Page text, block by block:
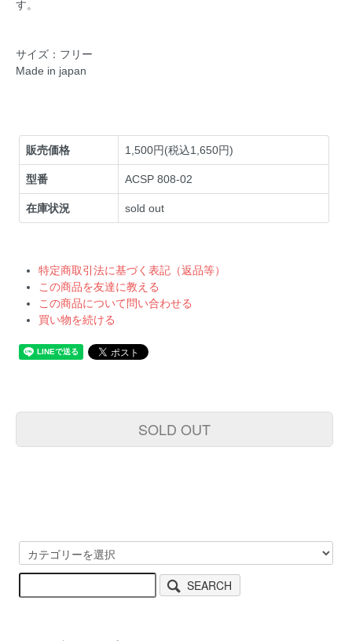
す。
サイズ：フリー
Made in japan
販売価格 1,500円(税込1,650円)
型番 ACSP 808-02
在庫状況 sold out
特定商取引法に基づく表記（返品等）
この商品を友達に教える
この商品について問い合わせる
買い物を続ける
SOLD OUT
SEARCH